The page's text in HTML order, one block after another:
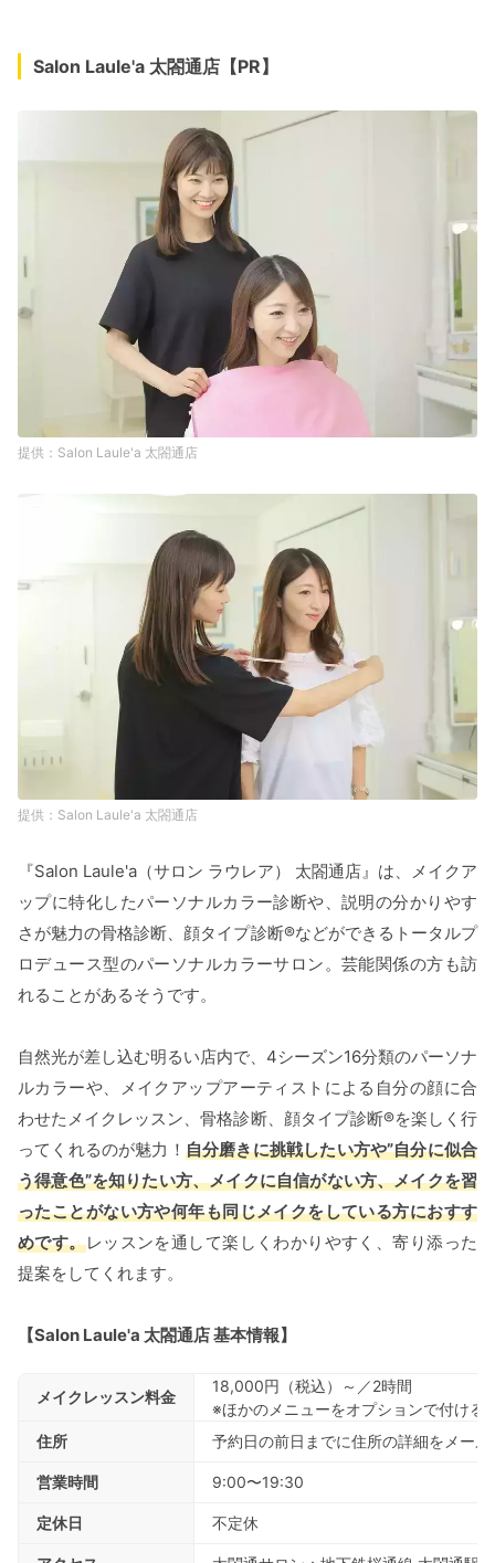
Salon Laule'a 太閤通店【PR】
Salon Laule'a 太閤通店
Salon Laule'a 太閤通店
『Salon Laule'a（サロン ラウレア） 太閤通店』は、メイクア
ップに特化したパーソナルカラー診断や、説明の分かりやす
さが魅力の骨格診断、顔タイプ診断®などができるトータルプ
ロデュース型のパーソナルカラーサロン。芸能関係の方も訪
れることがあるそうです。
自然光が差し込む明るい店内で、4シーズン16分類のパーソナ
ルカラーや、メイクアップアーティストによる自分の顔に合
わせたメイクレッスン、骨格診断、顔タイプ診断®を楽しく行
ってくれるのが魅力！ 自分磨きに挑戦したい方や”自分に似合
う得意色”を知りたい方、メイクに自信がない方、メイクを習
ったことがない方や何年も同じメイクをしている方におすす
めです。レッスンを通して楽しくわかりやすく、寄り添った
提案をしてくれます。
【Salon Laule'a 太閤通店 基本情報】
メイクレッスン料金
18,000円（税込）～／2時間
※ほかのメニューをオプションで付ける
住所
予約日の前日までに住所の詳細をメー
営業時間 9:00〜19:30
定休日 不定休